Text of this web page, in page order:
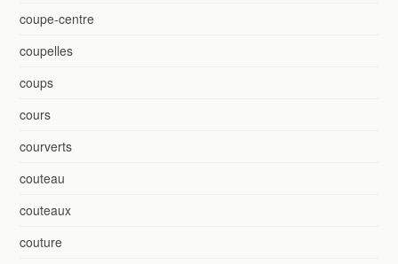
coupe-centre
coupelles
coups
cours
courverts
couteau
couteaux
couture